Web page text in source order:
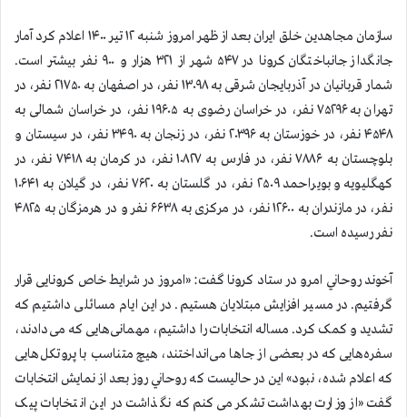
سازمان مجاهدين خلق ايران بعد از ظهر امروز شنبه ۱۲ تیر ۱۴۰۰ اعلام كرد آمار
جانگداز جانباختگان كرونا در ۵۴۷ شهر از ۳۲۱ هزار و ۹۰۰ نفر بيشتر است.
شمار قربانيان در آذربایجان شرقی به ۱۳۰۹۸ نفر، در اصفهان به ۲۱۷۵۰ نفر، در
تهران به ۷۵۲۹۶ نفر، در خراسان رضوی به ۱۹۶۰۵ نفر، در خراسان شمالی به
۴۵۴۸ نفر، در خوزستان به ۲۰۳۹۶ نفر، در زنجان به ۳۴۹۰ نفر، در سیستان و
بلوچستان به ۷۸۸۶ نفر، در فارس به ۱۰۸۲۷ نفر، در کرمان به ۷۴۱۸ نفر، در
کهگلیویه و بویراحمد ۲۵۰۹ نفر، در گلستان به ۷۶۲۰ نفر، در گیلان به ۱۰۶۴۱
نفر، در مازندران به ۱۲۶۰۰ نفر، در مرکزی به ۶۶۳۸ نفر و در هرمزگان به ۴۸۲۵
نفر رسیده است.
آخوند روحاني امرو در ستاد كرونا گفت: «امروز در شرایط خاص کرونایی قرار
گرفتیم. در مسیر افزایش مبتلایان هستیم. در این ایام مسائلی داشتیم که
تشدید و کمک کرد. مساله انتخابات را داشتیم، مهمانی‌هایی که می‌دادند،
سفره‌هایی که در بعضی از جاها می‌انداختند، هیچ متناسب با پروتکل‌هایی
که اعلام شده، نبود» اين در حاليست كه روحاني روز بعد از نمايش انتخابات
گفت «از وزارت بهداشت تشکر می‌کنم که نگذاشت در این انتخابات پیک